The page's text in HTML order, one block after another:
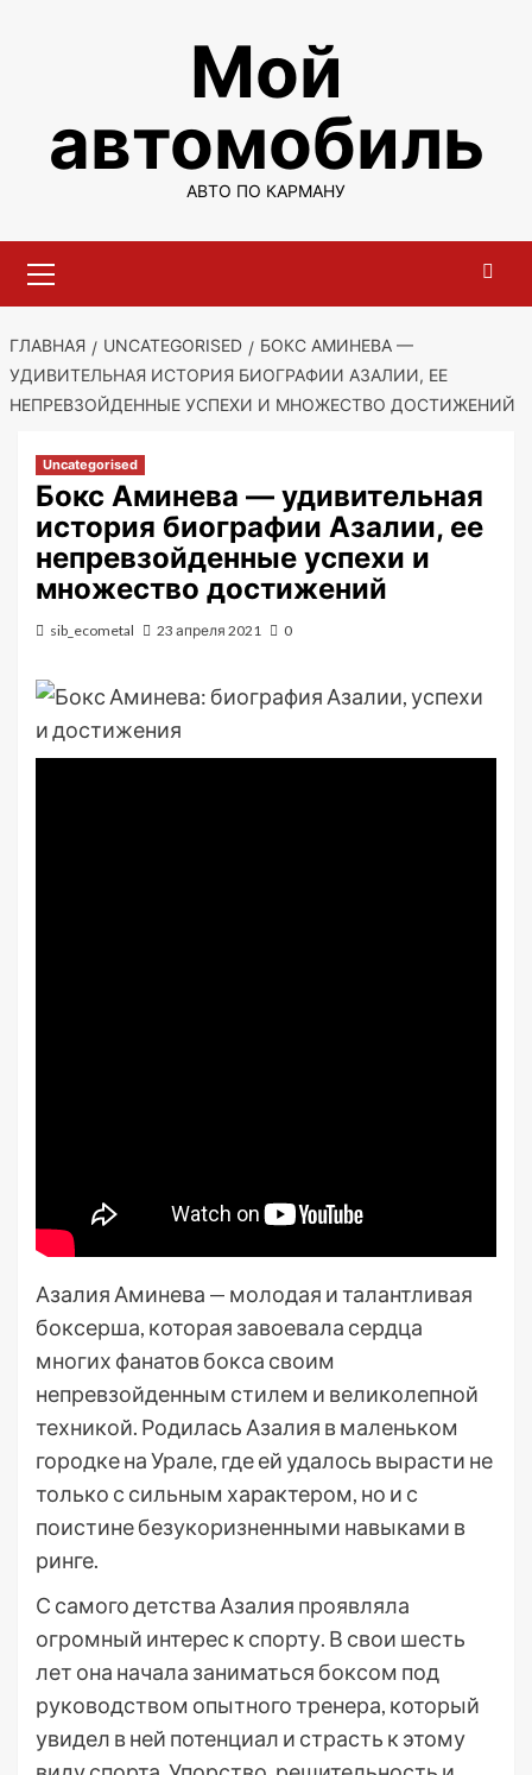
Мой
автомобиль
АВТО ПО КАРМАНУ
меню
ГЛАВНАЯ UNCATEGORISED
БОКС АМИНЕВА —
УДИВИТЕЛЬНАЯ ИСТОРИЯ БИОГРАФИИ АЗАЛИИ, ЕЕ
НЕПРЕВЗОЙДЕННЫЕ УСПЕХИ И МНОЖЕСТВО ДОСТИЖЕНИЙ
Uncategorised
Бокс Аминева — удивительная
история биографии Азалии, ее
непревзойденные успехи и
множество достижений
sib_ecometal 23 апреля 2021 0
Азалия Аминева — молодая и талантливая
боксерша, которая завоевала сердца
многих фанатов бокса своим
непревзойденным стилем и великолепной
техникой. Родилась Азалия в маленьком
городке на Урале, где ей удалось вырасти не
только с сильным характером, но и с
поистине безукоризненными навыками в
ринге.
С самого детства Азалия проявляла
огромный интерес к спорту. В свои шесть
лет она начала заниматься боксом под
руководством опытного тренера, который
увидел в ней потенциал и страсть к этому